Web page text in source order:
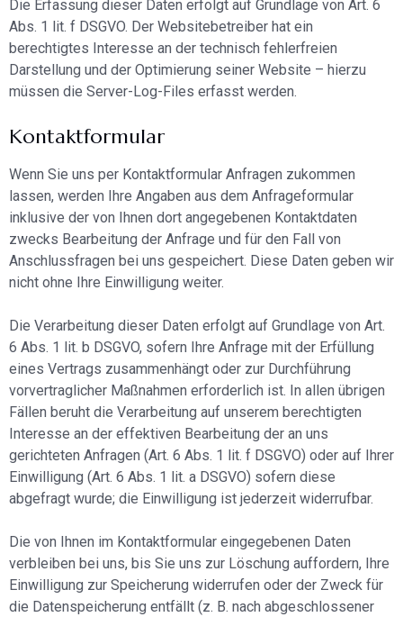
Die Erfassung dieser Daten erfolgt auf Grundlage von Art. 6
Abs. 1 lit. f DSGVO. Der Websitebetreiber hat ein
berechtigtes Interesse an der technisch fehlerfreien
Darstellung und der Optimierung seiner Website – hierzu
müssen die Server-Log-Files erfasst werden.
Kontaktformular
Wenn Sie uns per Kontaktformular Anfragen zukommen
lassen, werden Ihre Angaben aus dem Anfrageformular
inklusive der von Ihnen dort angegebenen Kontaktdaten
zwecks Bearbeitung der Anfrage und für den Fall von
Anschlussfragen bei uns gespeichert. Diese Daten geben wir
nicht ohne Ihre Einwilligung weiter.
Die Verarbeitung dieser Daten erfolgt auf Grundlage von Art.
6 Abs. 1 lit. b DSGVO, sofern Ihre Anfrage mit der Erfüllung
eines Vertrags zusammenhängt oder zur Durchführung
vorvertraglicher Maßnahmen erforderlich ist. In allen übrigen
Fällen beruht die Verarbeitung auf unserem berechtigten
Interesse an der effektiven Bearbeitung der an uns
gerichteten Anfragen (Art. 6 Abs. 1 lit. f DSGVO) oder auf Ihrer
Einwilligung (Art. 6 Abs. 1 lit. a DSGVO) sofern diese
abgefragt wurde; die Einwilligung ist jederzeit widerrufbar.
Die von Ihnen im Kontaktformular eingegebenen Daten
verbleiben bei uns, bis Sie uns zur Löschung auffordern, Ihre
Einwilligung zur Speicherung widerrufen oder der Zweck für
die Datenspeicherung entfällt (z. B. nach abgeschlossener